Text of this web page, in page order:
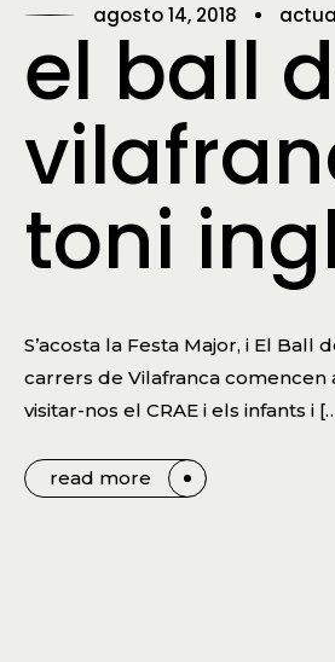
agosto 14, 2018 actua
el ball
toni
S’acosta la Festa Major, i El Ball
carrers de Vilafranca comencen
visitar-nos el CRAE i els infants i
read more